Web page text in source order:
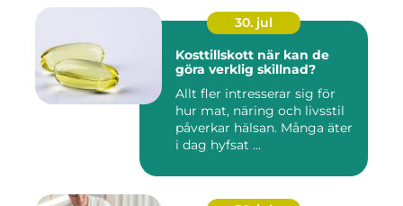
30. jul
Kosttillskott när kan de
göra verklig skillnad?
Allt fler intresserar sig för
hur mat, näring och livsstil
påverkar hälsan. Många äter
i dag hyfsat ...